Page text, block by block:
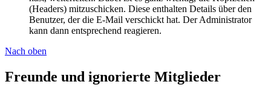
(Headers) mitzuschicken. Diese enthalten Details über den
Benutzer, der die E-Mail verschickt hat. Der Administrator
kann dann entsprechend reagieren.
Nach oben
Freunde und ignorierte Mitglieder